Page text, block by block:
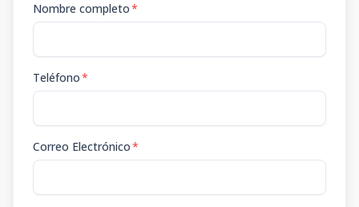
Nombre completo*
Teléfono*
Correo Electrónico*